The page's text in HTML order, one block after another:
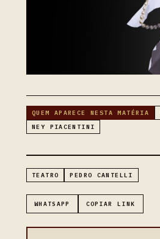
QUEM APARECE NESTA MATÉRIA
NEY PIACENTINI
TEATRO PEDRO CANTELLI
WHATSAPP COPIAR LINK